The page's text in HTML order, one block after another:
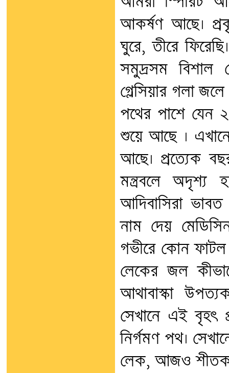
আকর্ষণ আছে।
ঘুরে, তীরে
সমুদ্রসম বিশাল
গ্লেসিয়ার গলা
পথের পাশে যেন
শুয়ে আছে ।
আছে। প্রত্যেক
মন্ত্রবলে অদৃশ্য
আদিবাসিরা
নাম দেয়
গভীরে কোন ফাটল
লেকের জল
আথাবাস্কা
সেখানে এই বৃহৎ
নির্গমণ পথ।
লেক, আজও